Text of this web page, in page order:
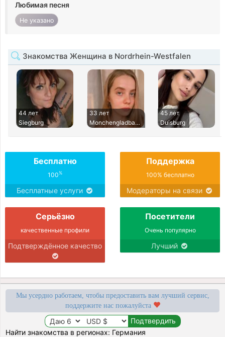
Любимая песня
Не указано
Знакомства Женщина в Nordrhein-Westfalen
44 лет
Siegburg
33 лет
Monchengladbach
45 лет
Duisburg
Бесплатно
100%
Бесплатные услуги
Поддержка
100% бесплатно
Модераторы на связи
Серьёзно
качественные профили
Подтверждённое качество
Посетители
Очень популярно
Лучший
Мы усердно работаем, чтобы предоставить вам лучший сервис,
поддержите нас пожалуйста
Найти знакомства в регионах: Германия